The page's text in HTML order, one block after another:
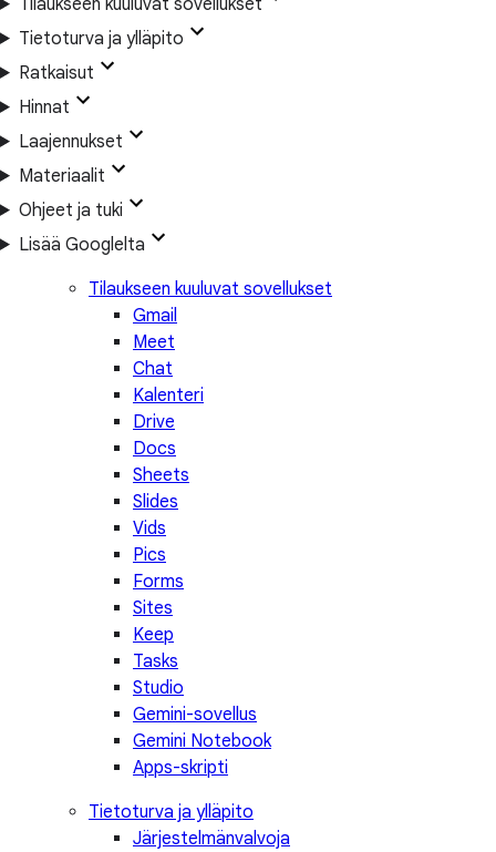
Tietoturva ja ylläpito
Ratkaisut
Hinnat
Laajennukset
Materiaalit
Ohjeet ja tuki
Lisää Googlelta
Tilaukseen kuuluvat sovellukset
Gmail
Meet
Chat
Kalenteri
Drive
Docs
Sheets
Slides
Vids
Pics
Forms
Sites
Keep
Tasks
Studio
Gemini-sovellus
Gemini Notebook
Apps-skripti
Tietoturva ja ylläpito
Järjestelmänvalvoja